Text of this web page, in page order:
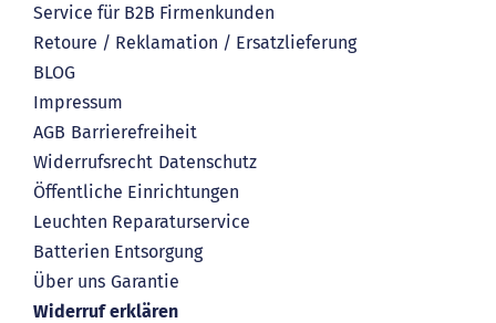
Service für B2B Firmenkunden
Retoure / Reklamation / Ersatzlieferung
BLOG
Impressum
AGB Barrierefreiheit
Widerrufsrecht Datenschutz
Öffentliche Einrichtungen
Leuchten Reparaturservice
Batterien Entsorgung
Über uns Garantie
Widerruf erklären